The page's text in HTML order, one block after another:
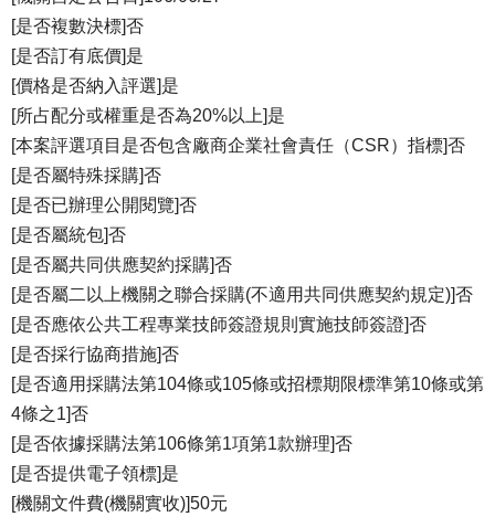
[是否複數決標]否
[是否訂有底價]是
[價格是否納入評選]是
[所占配分或權重是否為20%以上]是
[本案評選項目是否包含廠商企業社會責任（CSR）指標]否
[是否屬特殊採購]否
[是否已辦理公開閱覽]否
[是否屬統包]否
[是否屬共同供應契約採購]否
[是否屬二以上機關之聯合採購(不適用共同供應契約規定)]否
[是否應依公共工程專業技師簽證規則實施技師簽證]否
[是否採行協商措施]否
[是否適用採購法第104條或105條或招標期限標準第10條或第
4條之1]否
[是否依據採購法第106條第1項第1款辦理]否
[是否提供電子領標]是
[機關文件費(機關實收)]50元